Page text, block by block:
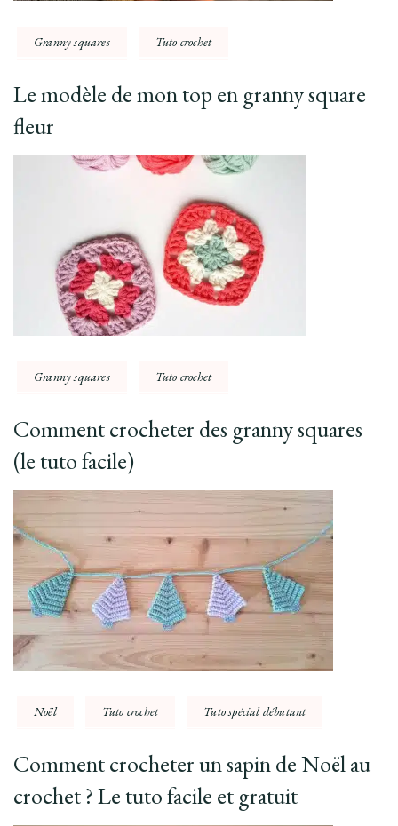
Granny squares Tuto crochet
Le modèle de mon top en granny square
fleur
Granny squares Tuto crochet
Comment crocheter des granny squares
(le tuto facile)
Noël Tuto crochet Tuto spécial débutant
Comment crocheter un sapin de Noël au
crochet ? Le tuto facile et gratuit